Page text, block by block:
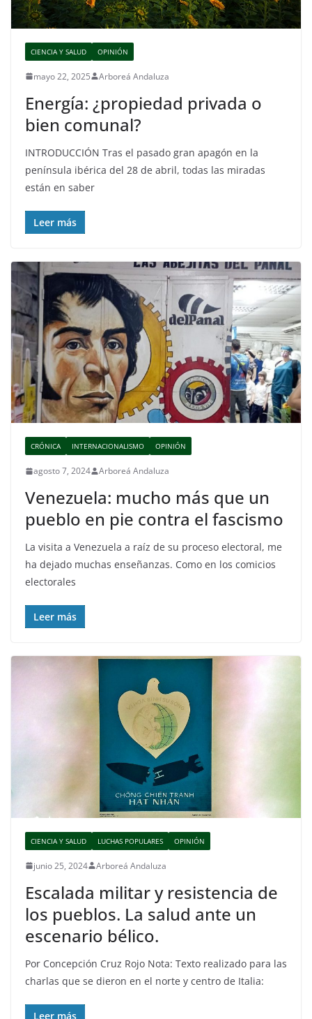
CIENCIA Y SALUD OPINIÓN
mayo 22, 2025 Arboreá Andaluza
Energía: ¿propiedad privada o
bien comunal?
INTRODUCCIÓN Tras el pasado gran apagón en la
península ibérica del 28 de abril, todas las miradas
están en saber
Leer más
CRÓNICA INTERNACIONALISMO OPINIÓN
agosto 7, 2024 Arboreá Andaluza
Venezuela: mucho más que un
pueblo en pie contra el fascismo
La visita a Venezuela a raíz de su proceso electoral, me
ha dejado muchas enseñanzas. Como en los comicios
electorales
Leer más
CIENCIA Y SALUD LUCHAS POPULARES OPINIÓN
junio 25, 2024 Arboreá Andaluza
Escalada militar y resistencia de
los pueblos. La salud ante un
escenario bélico.
Por Concepción Cruz Rojo Nota: Texto realizado para las
charlas que se dieron en el norte y centro de Italia:
Leer más